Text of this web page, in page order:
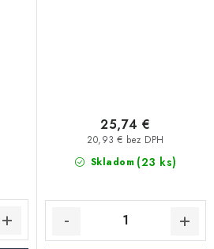
Skladom (23 ks)
20,93 € bez DPH
25,74 €